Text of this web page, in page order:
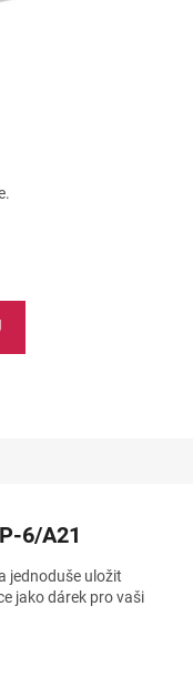
6/A21
jednoduše uložit
jako dárek pro vaši